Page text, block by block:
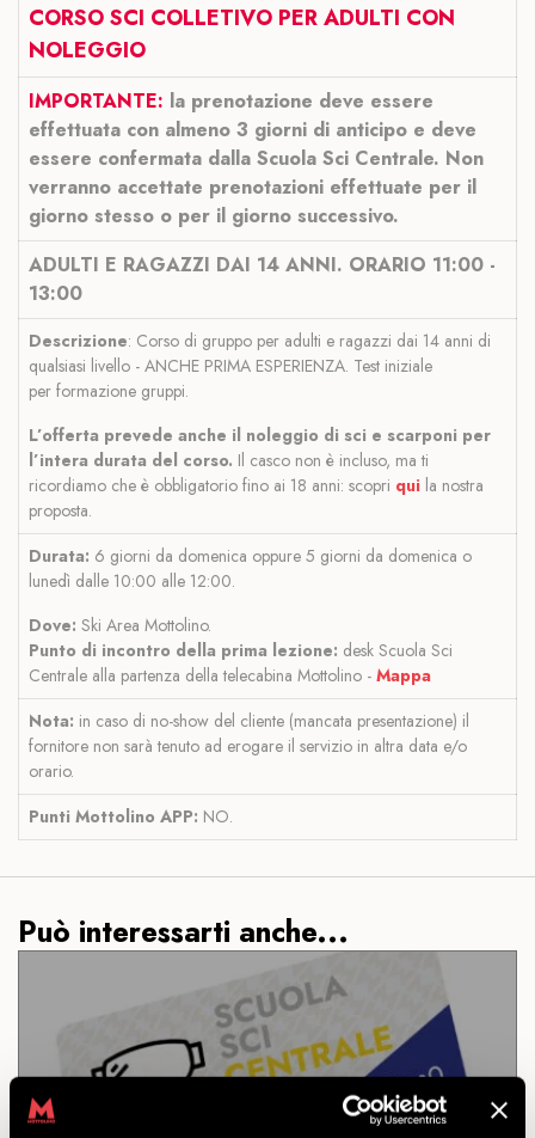
CORSO SCI COLLETIVO PER ADULTI CON
NOLEGGIO
IMPORTANTE: la prenotazione deve essere
effettuata con almeno 3 giorni di anticipo e deve
essere confermata dalla Scuola Sci Centrale. Non
verranno accettate prenotazioni effettuate per il
giorno stesso o per il giorno successivo.
ADULTI E RAGAZZI DAI 14 ANNI. ORARIO 11:00 -
13:00
Descrizione: Corso di gruppo per adulti e ragazzi dai 14 anni di
qualsiasi livello - ANCHE PRIMA ESPERIENZA. Test iniziale
per formazione gruppi.
L’offerta prevede anche il noleggio di sci e scarponi per
l’intera durata del corso. Il casco non è incluso, ma ti
ricordiamo che è obbligatorio fino ai 18 anni: scopri qui la nostra
proposta.
Durata: 6 giorni da domenica oppure 5 giorni da domenica o
lunedì dalle 10:00 alle 12:00.
Dove: Ski Area Mottolino.
Punto di incontro della prima lezione: desk Scuola Sci
Centrale alla partenza della telecabina Mottolino - Mappa
Nota: in caso di no-show del cliente (mancata presentazione) il
fornitore non sarà tenuto ad erogare il servizio in altra data e/o
orario.
Punti Mottolino APP: NO.
Può interessarti anche...
LEZIONE SCI PRIVATA